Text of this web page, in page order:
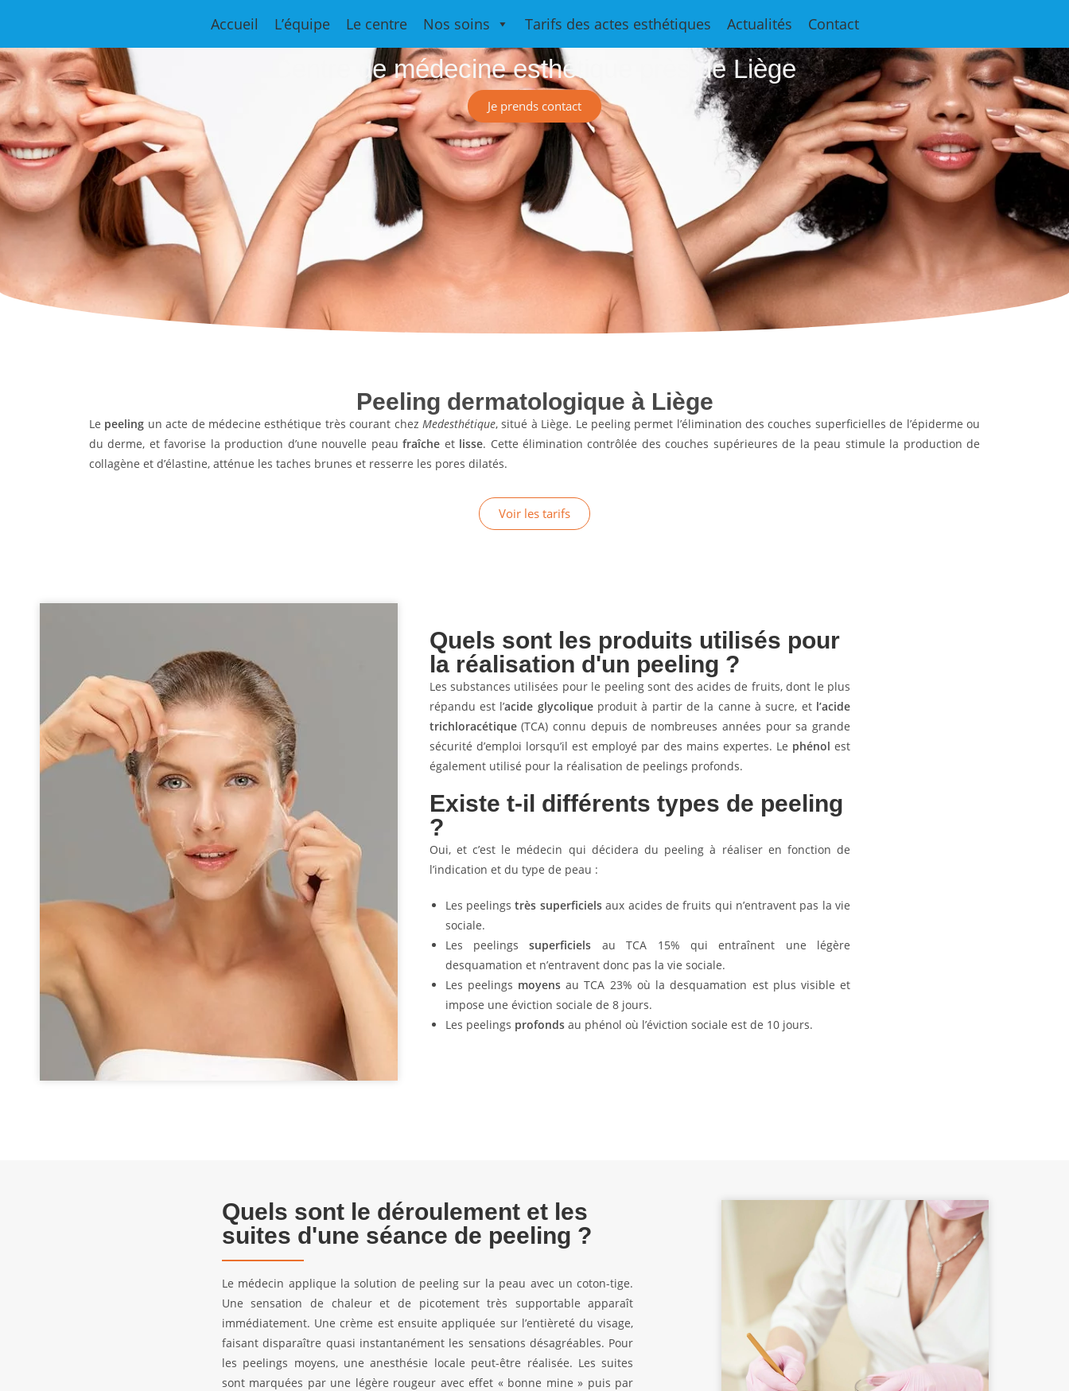
Accueil L’équipe Le centre Nos soins Tarifs des actes esthétiques Actualités Contact
Medesthétique
Centre de médecine esthétique près de Liège
Je prends contact
Peeling dermatologique à Liège
Le peeling un acte de médecine esthétique très courant chez Medesthétique, situé à Liège. Le peeling permet l’élimination des couches superficielles de l’épiderme ou
du derme, et favorise la production d’une nouvelle peaufraîche et lisse. Cette élimination contrôlée des couches supérieures de la peau stimule la production de
collagène et d’élastine, atténue les taches brunes et resserre les pores dilatés.
Voir les tarifs
Quels sont les produits utilisés pour
la réalisation d'un peeling ?
Les substances utilisées pour le peeling sont des acides de fruits, dont le plus
répandu est l’acide glycoliqueproduit à partir de la canne à sucre, et l’acide
trichloracétique(TCA) connu depuis de nombreuses années pour sa grande
sécurité d’emploi lorsqu’il est employé par des mains expertes. Le phénol est
également utilisé pour la réalisation de peelings profonds.
Existe t-il différents types de peeling
?
Oui, et c’est le médecin qui décidera du peeling à réaliser en fonction de
l’indication et du type de peau :
Les peelingstrès superficielsaux acides de fruits qui n’entravent pas la vie
sociale.
Les peelingssuperficiels au TCA 15% qui entraînent une légère
desquamation et n’entravent donc pas la vie sociale.
Les peelings moyens au TCA 23% où la desquamation est plus visible et
impose une éviction sociale de 8 jours.
Les peelings profondsau phénol où l’éviction sociale est de 10 jours.
Quels sont le déroulement et les
suites d'une séance de peeling ?
Le médecin applique la solution de peeling sur la peau avec un coton-tige.
Une sensation de chaleur et de picotement très supportable apparaît
immédiatement. Une crème est ensuite appliquée sur l’entièreté du visage,
faisant disparaître quasi instantanément les sensations désagréables. Pour
les peelings moyens, une anesthésie locale peut-être réalisée. Les suites
sont marquées par une légère rougeur avec effet « bonne mine » puis par